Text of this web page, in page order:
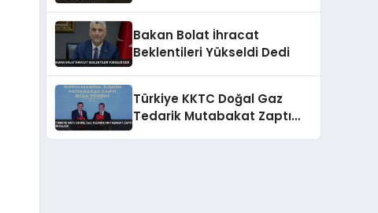
Bakan Bolat İhracat
Beklentileri Yükseldi Dedi
Türkiye KKTC Doğal Gaz
Tedarik Mutabakat Zaptı